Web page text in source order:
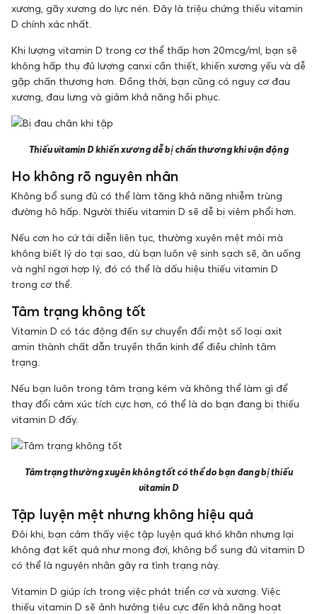
xương, gãy xương do lực nén. Đây là triệu chứng thiếu vitamin
D chính xác nhất.
Khi lượng vitamin D trong cơ thể thấp hơn 20mcg/ml, bạn sẽ
không hấp thụ đủ lượng canxi cần thiết, khiến xương yếu và dễ
gặp chấn thương hơn. Đồng thời, bạn cũng có nguy cơ đau
xương, đau lưng và giảm khả năng hồi phục.
Thiếu vitamin D khiến xương dễ bị chấn thương khi vận động
Ho không rõ nguyên nhân
Không bổ sung đủ có thể làm tăng khả năng nhiễm trùng
đường hô hấp. Người thiếu vitamin D sẽ dễ bị viêm phổi hơn.
Nếu cơn ho cứ tái diễn liên tục, thường xuyên mệt mỏi mà
không biết lý do tại sao, dù bạn luôn vệ sinh sạch sẽ, ăn uống
và nghỉ ngơi hợp lý, đó có thể là dấu hiệu thiếu vitamin D
trong cơ thể.
Tâm trạng không tốt
Vitamin D có tác động đến sự chuyển đổi một số loại axit
amin thành chất dẫn truyền thần kinh để điều chỉnh tâm
trạng.
Nếu bạn luôn trong tâm trạng kém và không thể làm gì để
thay đổi cảm xúc tích cực hơn, có thể là do bạn đang bị thiếu
vitamin D đấy.
Tâm trạng thường xuyên không tốt có thể do bạn đang bị thiếu
vitamin D
Tập luyện mệt nhưng không hiệu quả
Đôi khi, bạn cảm thấy việc tập luyện quá khó khăn nhưng lại
không đạt kết quả như mong đợi, không bổ sung đủ vitamin D
có thể là nguyên nhân gây ra tình trạng này.
Vitamin D giúp ích trong việc phát triển cơ và xương. Việc
thiếu vitamin D sẽ ảnh hưởng tiêu cực đến khả năng hoạt